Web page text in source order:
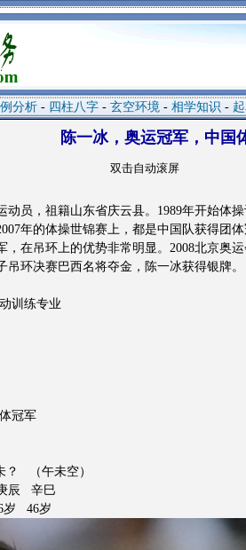
分析 - 四柱八字 - 玄空环境 - 相学知识 -
陈一冰，奥运冠军，中国
双击自动滚屏
动员，祖籍山东省庆云县。1989年开始体
年的体操世锦赛上，都是中国队获得团
在吊环上的优势非常明显。2008北京奥
吊环决赛巴西名将夺金，陈一冰获得银牌。
训练专业
冠军
（午未空）
辰 辛巳
岁 46岁